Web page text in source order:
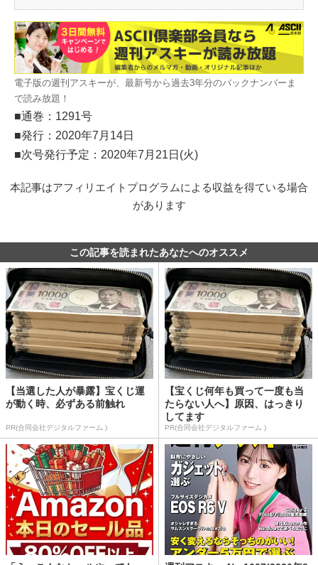
電子版の週刊アスキーが、最新号から過去3年分のバックナンバーま
で読み放題！
■通巻：1291号
■発行：2020年7月14日
■次号発行予定：2020年7月21日(火)
本記事はアフィリエイトプログラムによる収益を得ている場合
があります
この記事を読まれたあなたへのオススメ
【当選した人が暴露】宝くじ運
が動く時、必ずある前触れ
PR(合同会社デジタルファーム )
【宝くじ何年も買って一度も当
たらない人へ】原因、はっきり
してます
PR(合同会社デジタルファーム )